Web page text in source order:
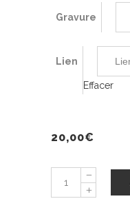
Gravure
Lien
Effacer
20,00€
Pendentif
VOLCANIC